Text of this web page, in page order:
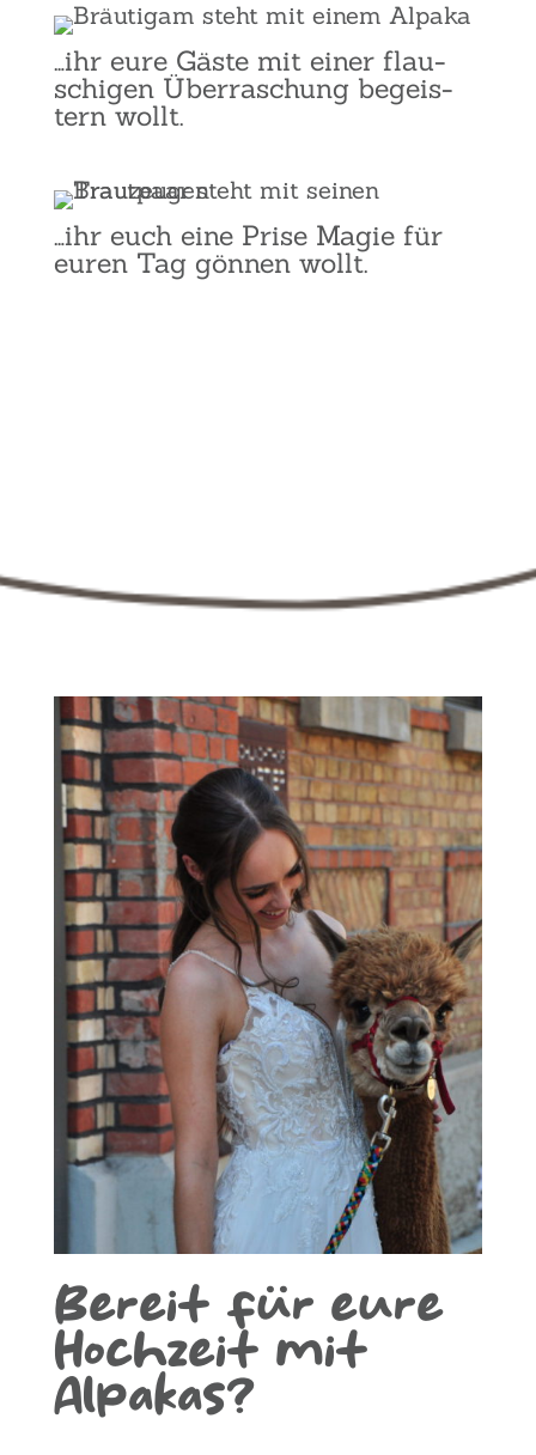
…ihr eure Gäs­te mit einer flau­
schi­gen Über­ra­schung begeis­
tern wollt.
…ihr euch eine Pri­se Magie für
euren Tag gön­nen wollt.
Bereit für eure
Hoch­zeit mit
Alpa­kas?